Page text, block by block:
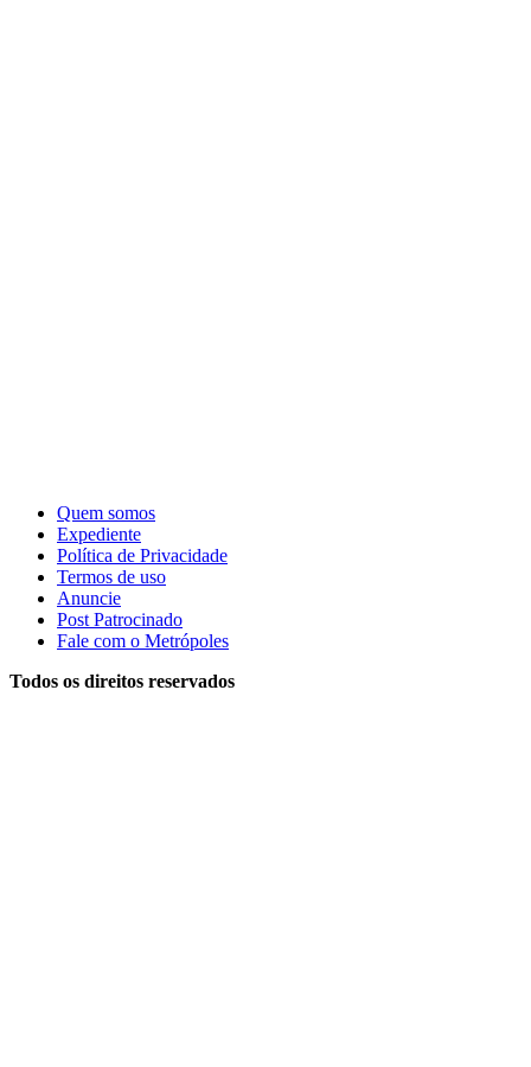
Quem somos
Expediente
Política de Privacidade
Termos de uso
Anuncie
Post Patrocinado
Fale com o Metrópoles
Todos os direitos reservados